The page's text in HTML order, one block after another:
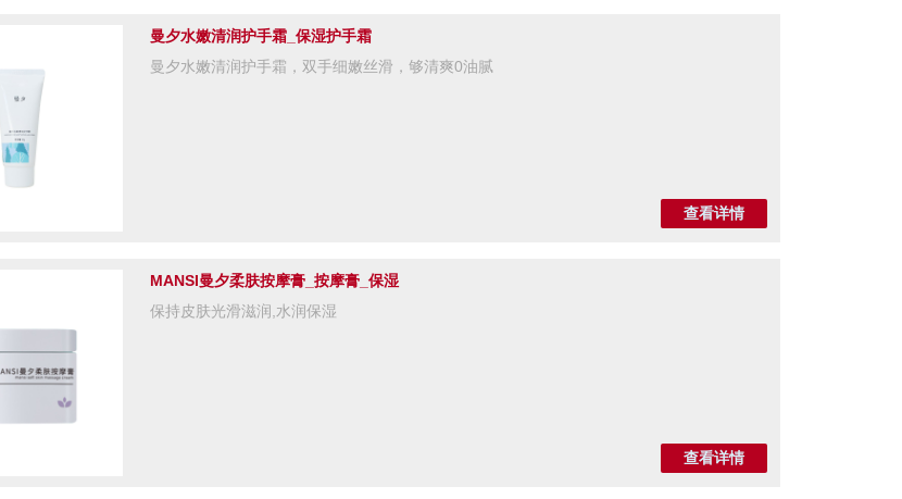
曼夕水嫩清润护手霜_保湿护手霜
曼夕水嫩清润护手霜，双手细嫩丝滑，够清爽0油腻
查看详情
MANSI曼夕柔肤按摩膏_按摩膏_保湿
保持皮肤光滑滋润,水润保湿
查看详情